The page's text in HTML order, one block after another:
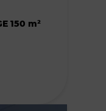
150 m²